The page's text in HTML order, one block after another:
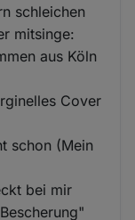
schleichen
mitsinge:
aus Köln
Cover
schon (Mein
bei mir